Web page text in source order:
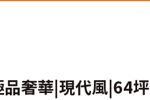
品奢華|現代風|64坪